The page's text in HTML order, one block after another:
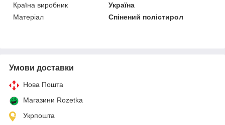
Країна виробник
Україна
Матеріал
Спінений полістирол
Умови доставки
Нова Пошта
Магазини Rozetka
Укрпошта